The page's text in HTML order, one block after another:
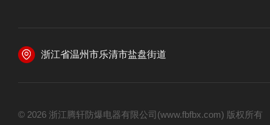
浙江省温州市乐清市盐盘街道
© 2026 浙江腾轩防爆电器有限公司(www.fbfbx.com) 版权所